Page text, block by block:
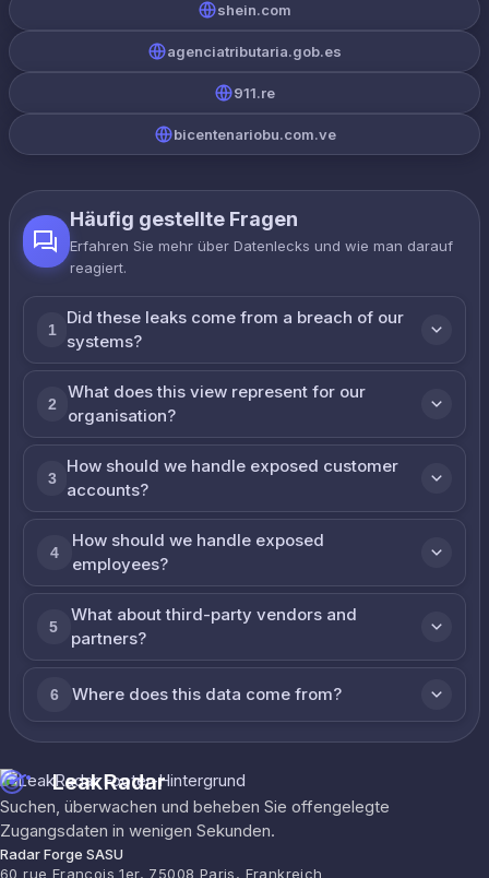
shein.com
agenciatributaria.gob.es
911.re
bicentenariobu.com.ve
Häufig gestellte Fragen
Erfahren Sie mehr über Datenlecks und wie man darauf
reagiert.
1
Did these leaks come from a breach of our
systems?
2
What does this view represent for our
organisation?
3
How should we handle exposed customer
accounts?
4
How should we handle exposed
employees?
5
What about third-party vendors and
partners?
6 Where does this data come from?
LeakRadar
Suchen, überwachen und beheben Sie offengelegte
Zugangsdaten in wenigen Sekunden.
Radar Forge SASU
60 rue François 1er, 75008 Paris, Frankreich